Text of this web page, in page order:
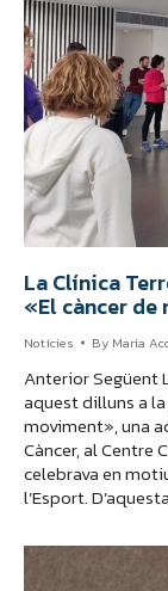
La Clínica
«El càncer
Notícies By Maria
Anterior Següent
aquest dilluns a
moviment», una
Càncer, al Centre
celebrava en
l’Esport.